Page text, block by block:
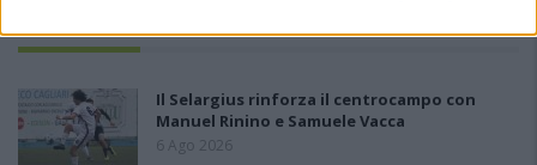
Il Selargius rinforza il centrocampo con
Manuel Rinino e Samuele Vacca
6 Ago 2026